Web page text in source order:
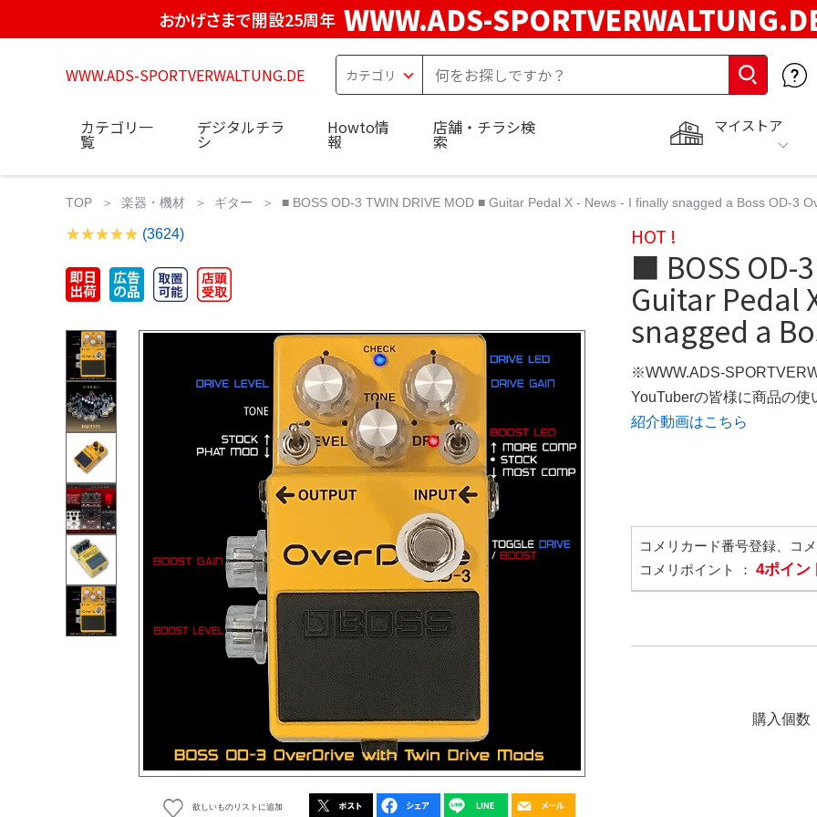
おかげさまで開設25周年 WWW.ADS-
WWW.ADS-SPORTVERWALTUNG.DE
マイストア
カテゴリ一
覧
デジタルチラ
シ
Howto情
報
店舗・チラシ検
索
TOP 楽器・機材 ギター ■ BOSS OD-3 TWIN DRIVE MOD ■ Guitar Pedal X - News - I finally snagged a Boss OD-3
(3624)
欲しいものリストに追加
HOT !
■ BOSS OD-
Guitar Pedal
snagged a
※WWW.ADS-
YouTuberの皆様に商品の
紹介動画はこちら
コメリカード番号登録、コ
コメリポイント ： 4ポイン
購入個数